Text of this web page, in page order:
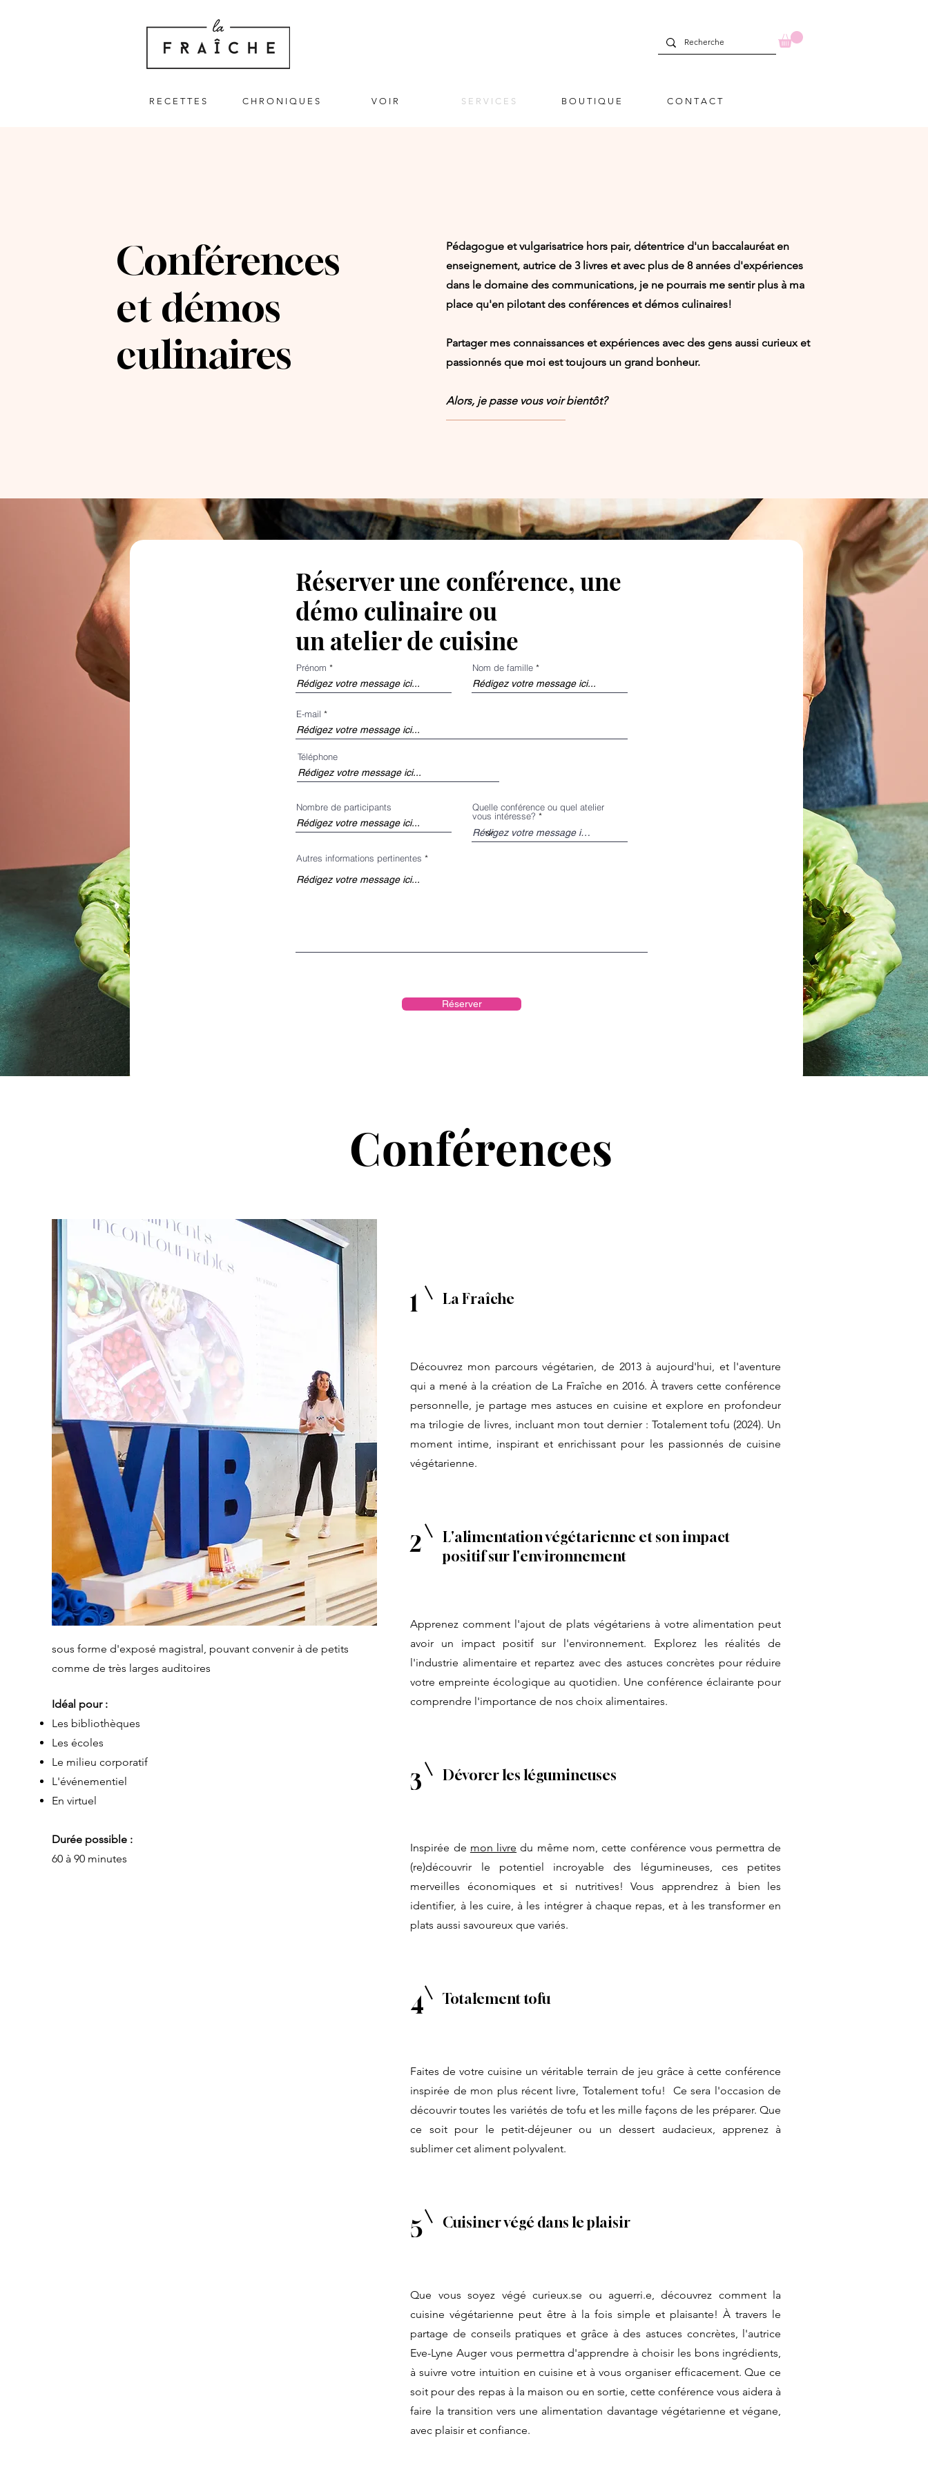
R E C E T T E S C H R O N I Q U E S V O I R S E R V I C E S B O U T I Q U E C O N T A C T
Conférences
et démos
culinaires
Pédagogue et vulgarisatrice hors pair, détentrice d'un baccalauréat en
enseignement, autrice de 3 livres et avec plus de 8 années d'expériences
dans le domaine des communications, je ne pourrais me sentir plus à ma
place qu'en pilotant des conférences et démos culinaires!
Partager mes connaissances et expériences avec des gens aussi curieux et
passionnés que moi est toujours un grand bonheur.
Alors, je passe vous voir bientôt?
Réserver une conférence, une
démo culinaire ou
un atelier de cuisine
Prénom Nom de famille
E-mail
Téléphone
Nombre de participants
Quelle conférence ou quel atelier
vous intéresse?
Autres informations pertinentes
Réserver
Conférences
sous forme d'exposé magistral, pouvant convenir à de petits
comme de très larges auditoires
Idéal pour :
Les bibliothèques
Les écoles
Le milieu corporatif
L'événementiel
En virtuel
Durée possible :
60 à 90 minutes
1 La Fraîche
Découvrez mon parcours végétarien, de 2013 à aujourd'hui, et l'aventure
qui a mené à la création de La Fraîche en 2016. À travers cette conférence
personnelle, je partage mes astuces en cuisine et explore en profondeur
ma trilogie de livres, incluant mon tout dernier : Totalement tofu (2024). Un
moment intime, inspirant et enrichissant pour les passionnés de cuisine
végétarienne.
2
L'alimentation végétarienne et son impact
positif sur l'environnement
Apprenez comment l'ajout de plats végétariens à votre alimentation peut
avoir un impact positif sur l'environnement. Explorez les réalités de
l'industrie alimentaire et repartez avec des astuces concrètes pour réduire
votre empreinte écologique au quotidien. Une conférence éclairante pour
comprendre l'importance de nos choix alimentaires.
3 Dévorer les légumineuses
Inspirée de mon livre du même nom, cette conférence vous permettra de
(re)découvrir le potentiel incroyable des légumineuses, ces petites
merveilles économiques et si nutritives! Vous apprendrez à bien les
identifier, à les cuire, à les intégrer à chaque repas, et à les transformer en
plats aussi savoureux que variés.
4 Totalement tofu
Faites de votre cuisine un véritable terrain de jeu grâce à cette conférence
inspirée de mon plus récent livre, Totalement tofu! Ce sera l'occasion de
découvrir toutes les variétés de tofu et les mille façons de les préparer. Que
ce soit pour le petit-déjeuner ou un dessert audacieux, apprenez à
sublimer cet aliment polyvalent.
5 Cuisiner végé dans le plaisir
Que vous soyez végé curieux.se ou aguerri.e, découvrez comment la
cuisine végétarienne peut être à la fois simple et plaisante! À travers le
partage de conseils pratiques et grâce à des astuces concrètes, l'autrice
Eve-Lyne Auger vous permettra d'apprendre à choisir les bons ingrédients,
à suivre votre intuition en cuisine et à vous organiser efficacement. Que ce
soit pour des repas à la maison ou en sortie, cette conférence vous aidera à
faire la transition vers une alimentation davantage végétarienne et végane,
avec plaisir et confiance.